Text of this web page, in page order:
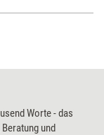
Worte - das
und